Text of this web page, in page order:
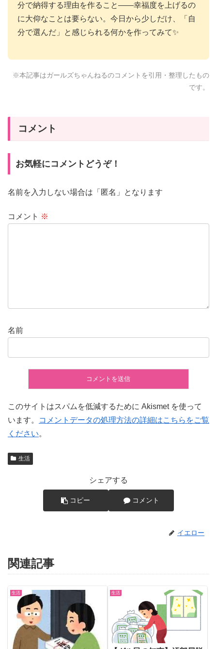
分で納得する理由を作ること——幸福度を上げるの
に大仰なことは要らない。今日から少しだけ、「自
分で選んだ」と感じられる何かを作ってみて✨
※本記事はガールズちゃんねるのコメントを引用・整理したもの
です。
コメント
お気軽にコメントどうぞ！
名前を入力しない場合は「匿名」となります
コメント ※
名前
このサイトはスパムを低減するために Akismet を使って
います。
コメントデータの処理方法の詳細はこちらをご覧
ください。
生活
シェアする
コピー コメント
イエロー
関連記事
生活 生活